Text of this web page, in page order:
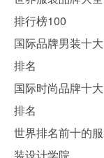
排行榜100
国际品牌男装十大
排名
国际时尚品牌十大
排名
世界排名前十的服